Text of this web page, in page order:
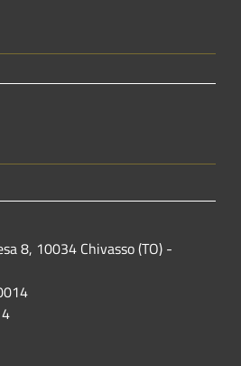
8, 10034 Chivasso (TO) -